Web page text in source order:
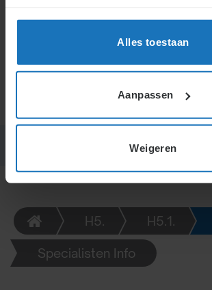
Alles toestaan
Aanpassen
Weigeren
spreekrecht over cruciale besluiten,
afdwingen.
H5. H5.1.
Specialisten Info